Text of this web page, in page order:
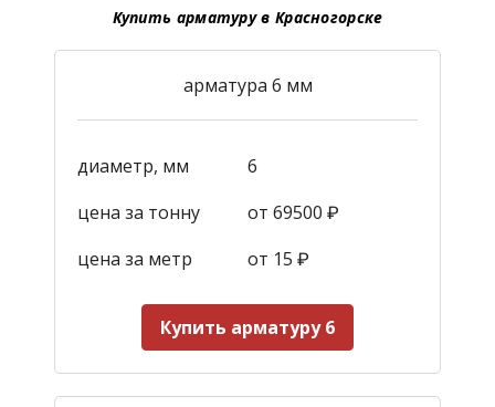
Купить арматуру в Красногорске
арматура 6 мм
диаметр, мм
6
цена за тонну
от 69500 ₽
цена за метр
от 15 ₽
Купить арматуру 6